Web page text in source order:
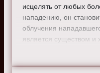
исцелять от любых
нападению, он
облучения
является существом и